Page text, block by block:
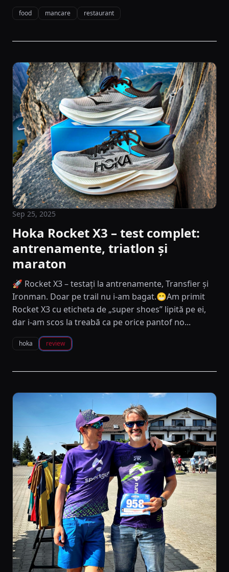
food mancare restaurant
Sep 25, 2025
Hoka Rocket X3 – test complet:
antrenamente, triatlon și
maraton
🚀 Rocket X3 – testați la antrenamente, Transfier și
Ironman. Doar pe trail nu i-am bagat.😁Am primit
Rocket X3 cu eticheta de „super shoes” lipită pe ei,
dar i-am scos la treabă ca pe orice pantof no...
hoka review